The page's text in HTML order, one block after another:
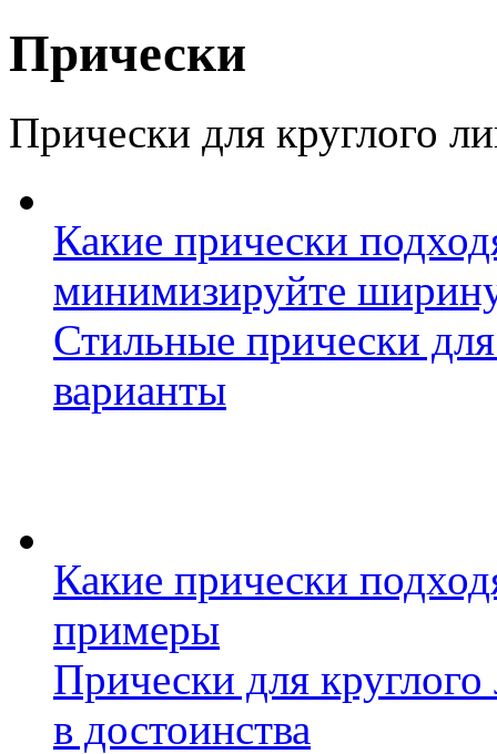
Прически
Прически для круглого
Какие прически
минимизируйте
Стильные прически
варианты
Какие прически
примеры
Прически для
в достоинства